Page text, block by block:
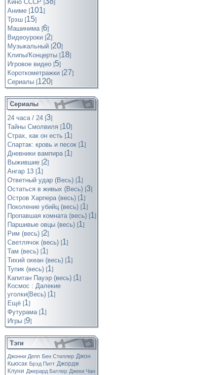
Кино СССР [ ]
Аниме [101]
Трэш [15]
Машинима [6]
Видеоуроки [2]
Музыкальный [20]
Клипы/Концерты [18]
Игровое видео [5]
Короткометражки [27]
Cериалы [120]
Сериалы
24 часа / 24 [3]
Тайны Смолвиля [10]
Страх, как он есть [1]
Спартак: кровь и песок [1]
Дневники вампира [1]
Выжившие [2]
Ангар 13 [1]
Ответный удар (Весь) [1]
Остаться в живых (Весь) [3]
Остров Харпера (весь) [1]
Поколение убийц (весь) [1]
Пропавшая комната (весь) [1]
Паршивые овцы (весь) [1]
Рим (весь) [2]
Светлячок (весь) [1]
Там (весь) [1]
Тихий океан (весь) [1]
Тупик (весь) [1]
Капитан Пауэр (весь) [1]
Космос : Далекие
уголки(Весь) [1]
Ещё [1]
Футурама [1]
Игры [9]
Тэги
Джонни Депп Бен Стиллер Джон
Кьюсак Брэд Питт Джордж
Клуни Джерард Батлер Джеки Чан